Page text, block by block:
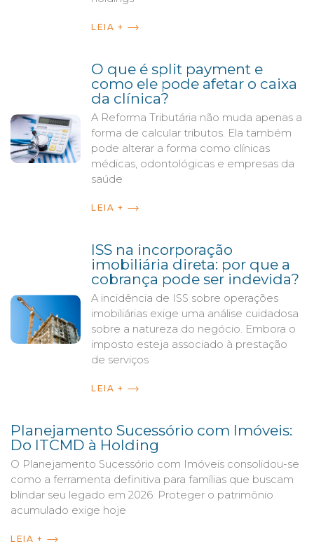
LEIA +
O que é split payment e
como ele pode afetar o caixa
da clínica?
A Reforma Tributária não muda apenas a
forma de calcular tributos. Ela também
pode alterar a forma como clínicas
médicas, odontológicas e empresas da
saúde
LEIA +
ISS na incorporação
imobiliária direta: por que a
cobrança pode ser indevida?
A incidência de ISS sobre operações
imobiliárias exige uma análise cuidadosa
sobre a natureza do negócio. Embora o
imposto esteja associado à prestação
de serviços
LEIA +
Planejamento Sucessório com Imóveis:
Do ITCMD à Holding
O Planejamento Sucessório com Imóveis consolidou-se
como a ferramenta definitiva para famílias que buscam
blindar seu legado em 2026. Proteger o patrimônio
acumulado exige hoje
LEIA +